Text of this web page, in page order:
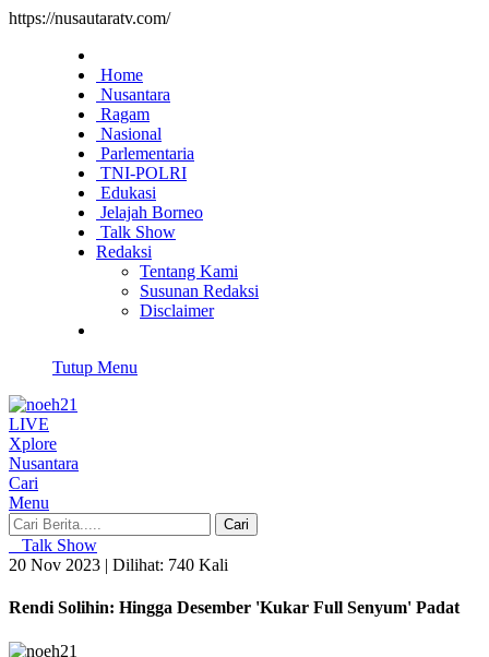
https://nusautaratv.com/
Home
Nusantara
Ragam
Nasional
Parlementaria
TNI-POLRI
Edukasi
Jelajah Borneo
Talk Show
Redaksi
Tentang Kami
Susunan Redaksi
Disclaimer
Tutup Menu
LIVE
Xplore
Nusantara
Cari
Menu
Cari
Talk Show
20 Nov 2023 | Dilihat: 740 Kali
Rendi Solihin: Hingga Desember 'Kukar Full Senyum' Padat